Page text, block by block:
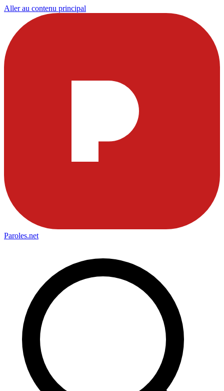
Aller au contenu principal
Paroles.net